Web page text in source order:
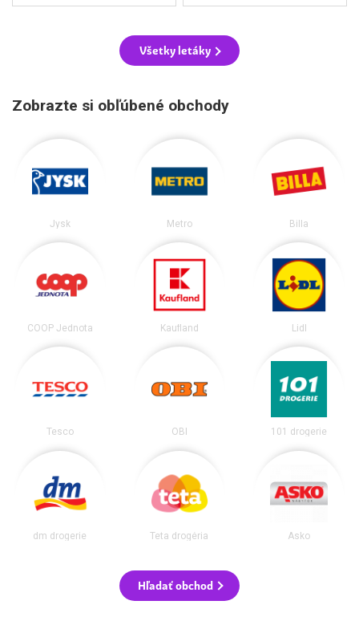
Všetky letáky
Zobrazte si obľúbené obchody
Jysk Metro Billa
COOP Jednota Kaufland Lidl
Tesco OBI 101 drogerie
dm drogerie Teta drogéria Asko
Hľadať obchod